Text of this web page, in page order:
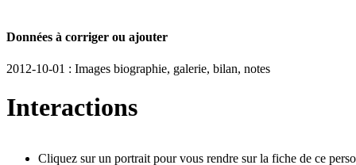
Données à corriger ou ajouter
2012-10-01 : Images biographie, galerie, bilan, notes
Interactions
Cliquez sur un portrait pour vous rendre sur la fiche de ce